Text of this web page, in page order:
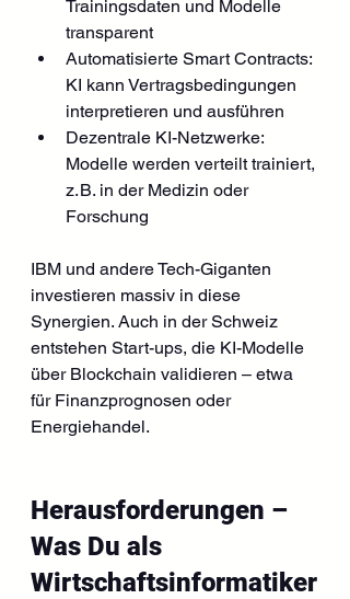
Trainingsdaten und Modelle
transparent
Automatisierte Smart Contracts:
KI kann Vertragsbedingungen
interpretieren und ausführen
Dezentrale KI-Netzwerke:
Modelle werden verteilt trainiert,
z. B. in der Medizin oder
Forschung
IBM und andere Tech-Giganten
investieren massiv in diese
Synergien. Auch in der Schweiz
entstehen Start-ups, die KI-Modelle
über Blockchain validieren – etwa
für Finanzprognosen oder
Energiehandel.
Herausforderungen –
Was Du als
Wirtschaftsinformatiker